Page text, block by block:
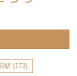
駅 (173)